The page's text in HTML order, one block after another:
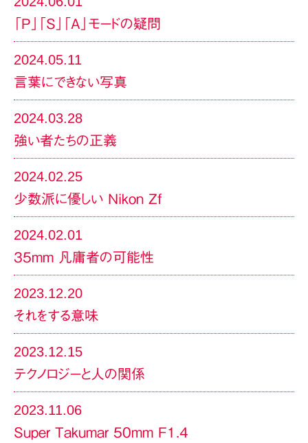
「P」「S」「A」モードの疑問
2024.05.11
言葉にできない写真
2024.03.28
強い者たちの正義
2024.02.25
少数派に優しい Nikon Zf
2024.02.01
35mm 凡庸者の可能性
2023.12.20
それをする意味
2023.12.15
テクノロジーと人の関係
2023.11.06
Super Takumar 50mm F1.4